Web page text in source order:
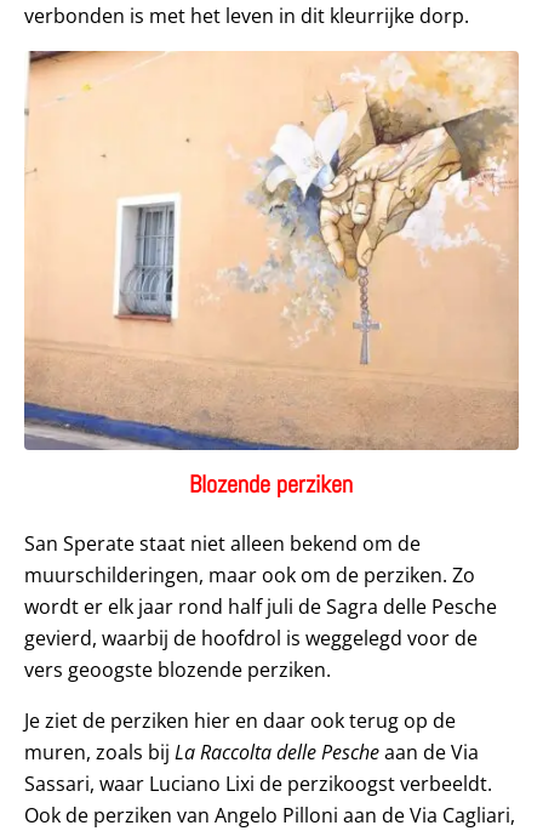
verbonden is met het leven in dit kleurrijke dorp.
Blozende perziken
San Sperate staat niet alleen bekend om de
muurschilderingen, maar ook om de perziken. Zo
wordt er elk jaar rond half juli de Sagra delle Pesche
gevierd, waarbij de hoofdrol is weggelegd voor de
vers geoogste blozende perziken.
Je ziet de perziken hier en daar ook terug op de
muren, zoals bij La Raccolta delle Pescheaan de Via
Sassari, waar Luciano Lixi de perzikoogst verbeeldt.
Ook de perziken van Angelo Pilloni aan de Via Cagliari,